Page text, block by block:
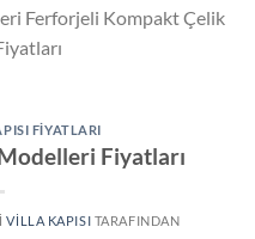
Ferforjeli Kompakt Çelik
FIYATLARI
Fiyatları
VILLA KAPISI TARAFINDAN